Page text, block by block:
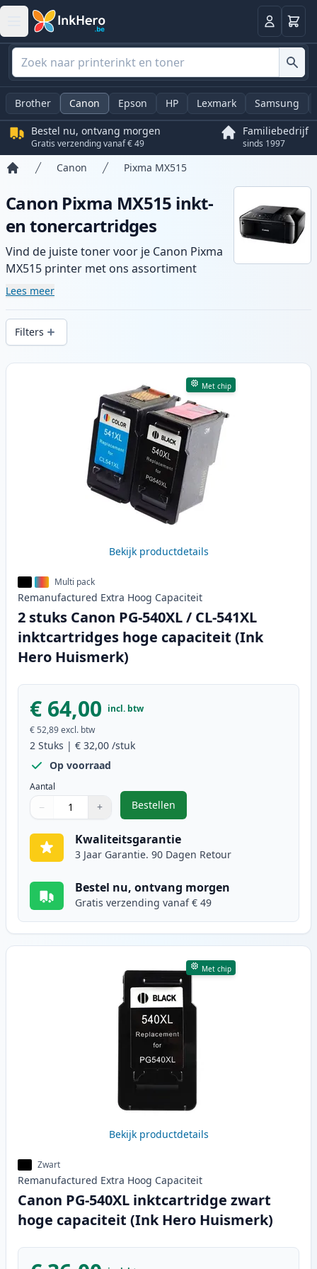
Log in
Brother Canon Epson HP Lexmark Samsung
Bestel nu, ontvang morgen
Gratis verzending vanaf € 49
Familiebedrijf
sinds 1997
Canon Pixma MX515
Canon Pixma MX515 inkt-
en tonercartridges
Vind de juiste toner voor je Canon Pixma
MX515 printer met ons assortiment
compatibele en high-yield cartridges.
snelle levering vanuit lokale voorraad in .
Lees meer
Filters
Producten
Met chip
Bekijk productdetails
Multi pack
Remanufactured Extra Hoog Capaciteit
2 stuks Canon PG-540XL / CL-541XL
inktcartridges hoge capaciteit (Ink
Hero Huismerk)
€ 64,00 incl. btw
€ 52,89excl. btw
2 Stuks | € 32,00 /stuk
Op voorraad
Aantal
Gebruik de knoppen om aan te passen
− +
1
Bestellen
,2 stuks Canon PG-540XL / CL-
Kwaliteitsgarantie
3 Jaar Garantie. 90 Dagen Retour
Bestel nu, ontvang morgen
Gratis verzending vanaf € 49
Met chip
Bekijk productdetails
Zwart
Remanufactured Extra Hoog Capaciteit
Canon PG-540XL inktcartridge zwart
hoge capaciteit (Ink Hero Huismerk)